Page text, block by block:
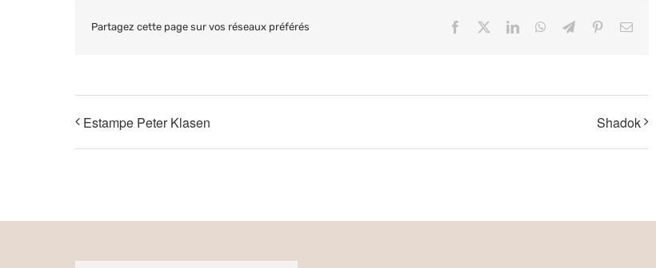
Partagez cette page sur vos réseaux préférés Facebook LinkedInWhatsApp
TelegramPinterestEmail
Estampe Peter Klasen Shadok